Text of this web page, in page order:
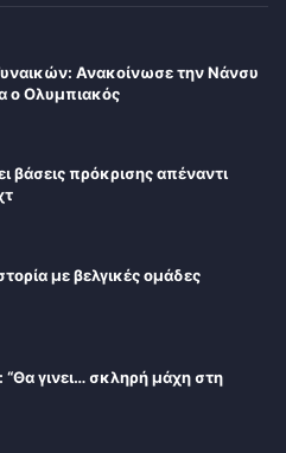
Ανακοίνωσε την Νάνσυ
ο Ολυμπιακός
βάσεις πρόκρισης απέναντι
με βελγικές ομάδες
γινει… σκληρή μάχη στη